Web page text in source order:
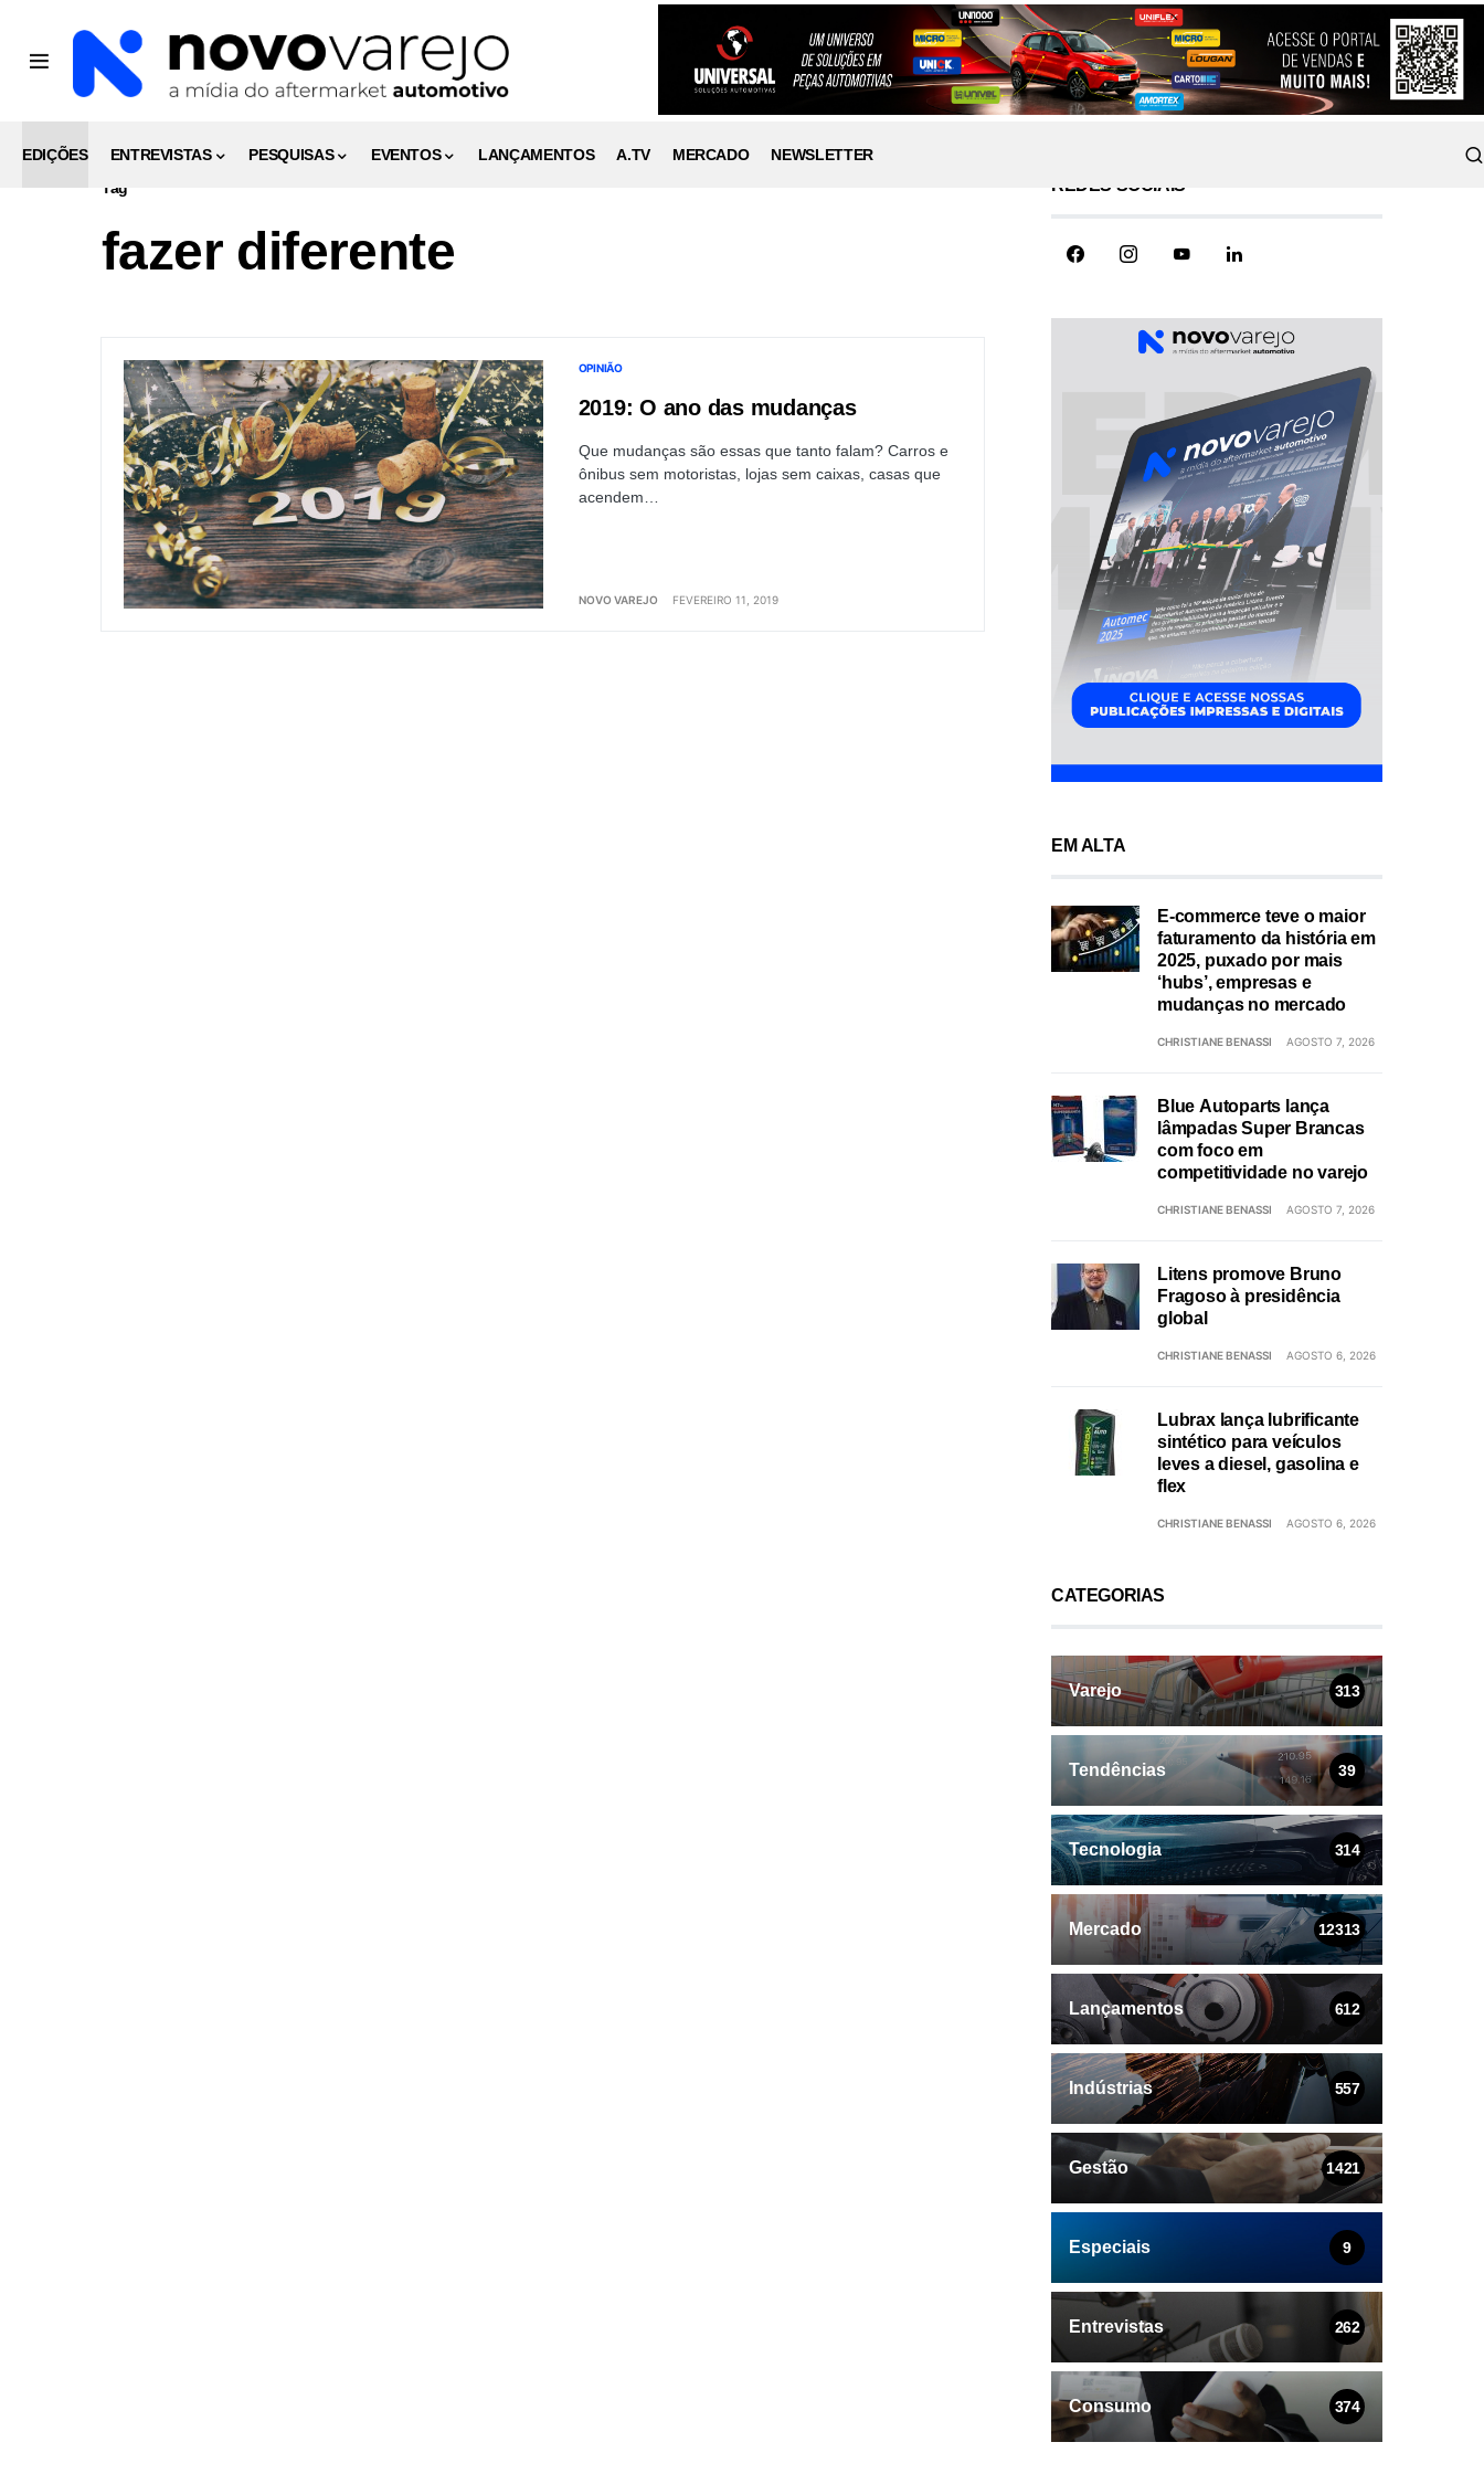
EDIÇÕES ENTREVISTAS PESQUISAS EVENTOS LANÇAMENTOS A.TV MERCADO
NEWSLETTER
Tag
fazer diferente
OPINIÃO
2019: O ano das mudanças
Que mudanças são essas que tanto falam? Carros e
ônibus sem motoristas, lojas sem caixas, casas que
acendem…
NOVO VAREJO FEVEREIRO 11, 2019
REDES SOCIAIS
EM ALTA
E-commerce teve o maior
faturamento da história em
2025, puxado por mais
‘hubs’, empresas e
mudanças no mercado
CHRISTIANE BENASSI AGOSTO 7, 2026
Blue Autoparts lança
lâmpadas Super Brancas
com foco em
competitividade no varejo
CHRISTIANE BENASSI AGOSTO 7, 2026
Litens promove Bruno
Fragoso à presidência
global
CHRISTIANE BENASSI AGOSTO 6, 2026
Lubrax lança lubrificante
sintético para veículos
leves a diesel, gasolina e
flex
CHRISTIANE BENASSI AGOSTO 6, 2026
CATEGORIAS
Varejo 313
Tendências 39
Tecnologia 314
Mercado 12313
Lançamentos 612
Indústrias 557
Gestão 1421
Especiais 9
Entrevistas 262
Consumo 374